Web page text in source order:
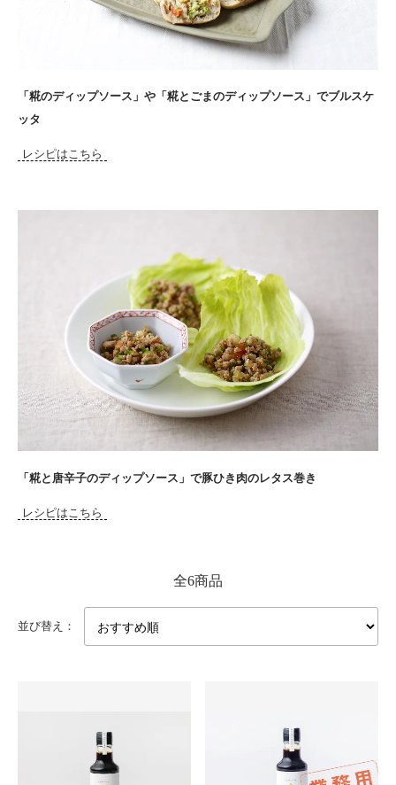
「糀のディップソース」や「糀とごまのディップソース」でブルスケ
ッタ
レシピはこちら
「糀と唐辛子のディップソース」で豚ひき肉のレタス巻き
レシピはこちら
全6商品
並び替え：